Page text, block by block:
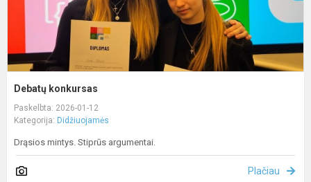
Debatų konkursas
Paskelbta: 2026-01-12
Kategorija: Didžiuojamės
Drąsios mintys. Stiprūs argumentai.
Plačiau